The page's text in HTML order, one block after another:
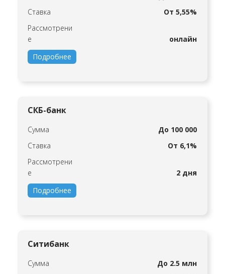
Ставка
От 5,55%
Рассмотрени
е
онлайн
Подробнее
СКБ-банк
Сумма
До 100 000
Ставка
От 6,1%
Рассмотрени
е
2 дня
Подробнее
Ситибанк
Сумма
До 2.5 млн